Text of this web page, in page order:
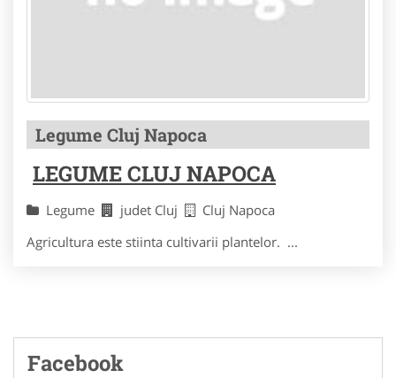
Legume Cluj Napoca
LEGUME CLUJ NAPOCA
Legume judet Cluj
Cluj Napoca
Agricultura este stiinta cultivarii plantelor. ...
Facebook